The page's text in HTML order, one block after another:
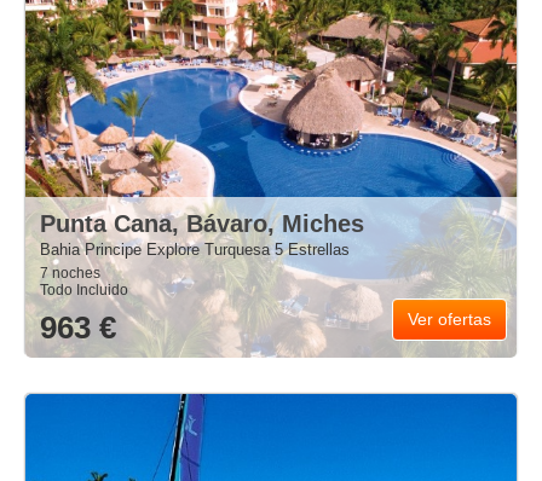
Punta Cana, Bávaro, Miches
Bahia Principe Explore Turquesa 5 Estrellas
7 noches
Todo Incluido
963 € Ver ofertas